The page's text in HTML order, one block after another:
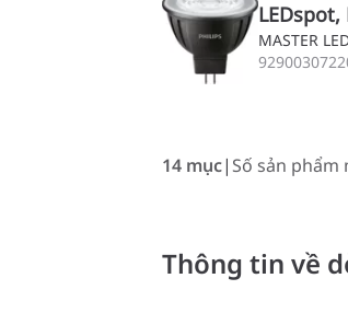
LEDspot,
MASTER
14 mục Số sản
Thông tin về